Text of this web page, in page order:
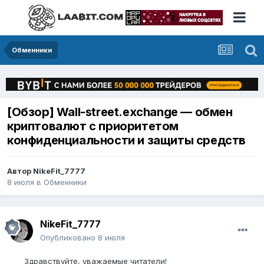
Обменники
[Обзор] Wall-street.exchange — обмен
криптовалют с приоритетом
конфиденциальности и защиты средств
Автор NikeFit_7777
8 июля в Обменники
NikeFit_7777
Опубликовано 8 июля
Здравствуйте, уважаемые читатели!